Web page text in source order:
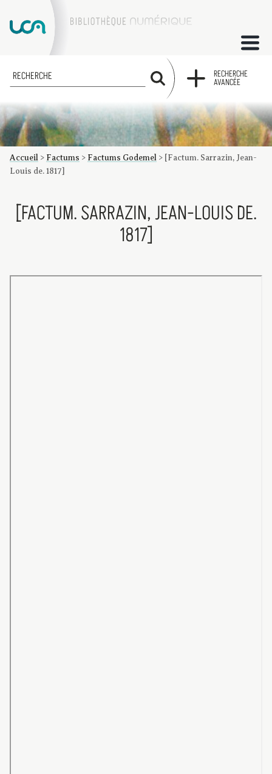
ACCUEIL
COLLECTIONS
FACTUMS
Les factums à la BU
Présentation du corpus de factums de la collection Marie
Bibliographie
Glossaire
Index de recherche
RECHERCHE
RECHERCHE
AVANCÉE
Accueil > Factums > Factums Godemel > [Factum. Sarrazin, Jean-
Louis de. 1817]
[FACTUM. SARRAZIN, JEAN-LOUIS DE.
1817]